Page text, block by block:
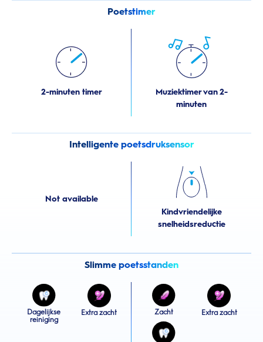
Poetstimer
2-minuten timer
Muziektimer van 2-
minuten
Intelligente poetsdruksensor
Not available
Kindvriendelijke
snelheidsreductie
Slimme poetsstanden
Dagelijkse
reiniging
Extra zacht Zacht Extra zacht